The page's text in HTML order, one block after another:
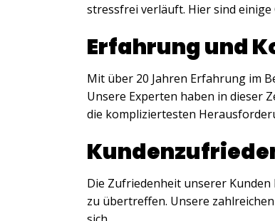
stressfrei verläuft. Hier sind einige
Erfahrung und
Mit über 20 Jahren Erfahrung im
Unsere Experten haben in dieser
die kompliziertesten
Die Zufriedenheit unserer
zu übertreffen. Unsere